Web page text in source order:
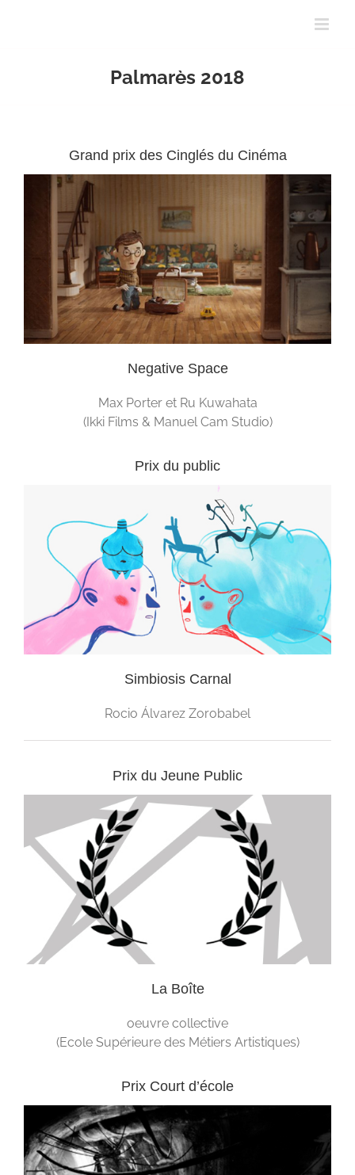
Palmarès 2018
Grand prix des Cinglés du Cinéma
Negative Space
Max Porter et Ru Kuwahata
(Ikki Films & Manuel Cam Studio)
Prix du public
Simbiosis Carnal
Rocio Álvarez Zorobabel
Prix du Jeune Public
La Boîte
oeuvre collective
(Ecole Supérieure des Métiers Artistiques)
Prix Court d’école